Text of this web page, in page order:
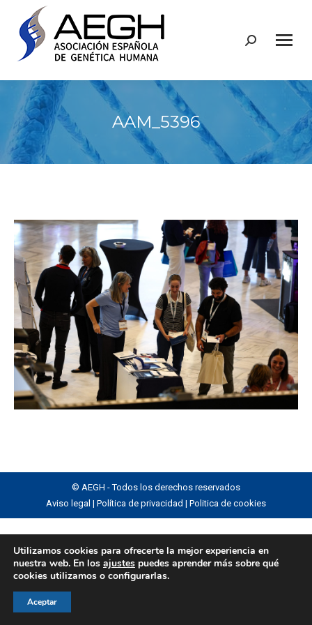
Buscar:
AAM_5396
© AEGH - Todos los derechos reservados
Aviso legal | Política de privacidad | Politica de cookies
Utilizamos cookies para ofrecerte la mejor experiencia en
nuestra web. En los ajustes puedes aprender más sobre qué
cookies utilizamos o configurarlas.
Aceptar